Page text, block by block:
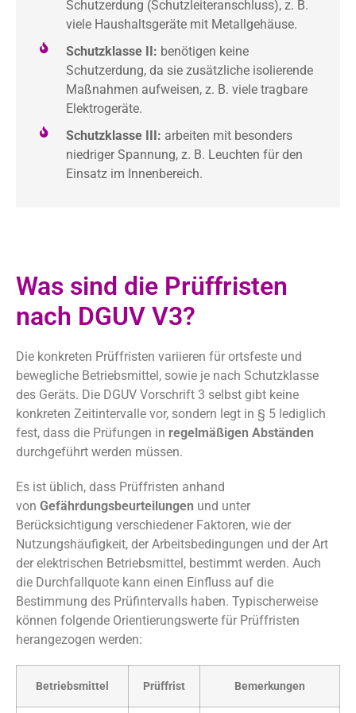
Schutzerdung (Schutzleiteranschluss), z. B.
viele Haushaltsgeräte mit Metallgehäuse.
Schutzklasse II: benötigen keine
Schutzerdung, da sie zusätzliche isolierende
Maßnahmen aufweisen, z. B. viele tragbare
Elektrogeräte.
Schutzklasse III: arbeiten mit besonders
niedriger Spannung, z. B. Leuchten für den
Einsatz im Innenbereich.
Was sind die Prüffristen
nach DGUV V3?
Die konkreten Prüffristen variieren für ortsfeste und
bewegliche Betriebsmittel, sowie je nach Schutzklasse
des Geräts. Die DGUV Vorschrift 3 selbst gibt keine
konkreten Zeitintervalle vor, sondern legt in § 5 lediglich
fest, dass die Prüfungen in regelmäßigen Abständen
durchgeführt werden müssen.
Es ist üblich, dass Prüffristen anhand
von Gefährdungsbeurteilungen und unter
Berücksichtigung verschiedener Faktoren, wie der
Nutzungshäufigkeit, der Arbeitsbedingungen und der Art
der elektrischen Betriebsmittel, bestimmt werden. Auch
die Durchfallquote kann einen Einfluss auf die
Bestimmung des Prüfintervalls haben. Typischerweise
können folgende Orientierungswerte für Prüffristen
herangezogen werden:
Betriebsmittel Prüffrist Bemerkungen